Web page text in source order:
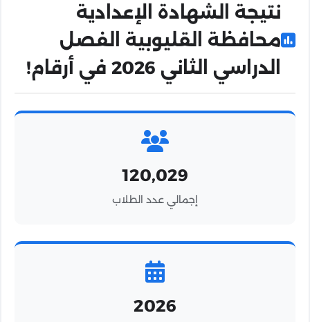
للحصول على إشعارات لحظية سريعة!
نتيجة الشهادة الإعدادية
محافظة القليوبية الفصل
الدراسي الثاني 2026 في أرقام!
120,029
إجمالي عدد الطلاب
2026